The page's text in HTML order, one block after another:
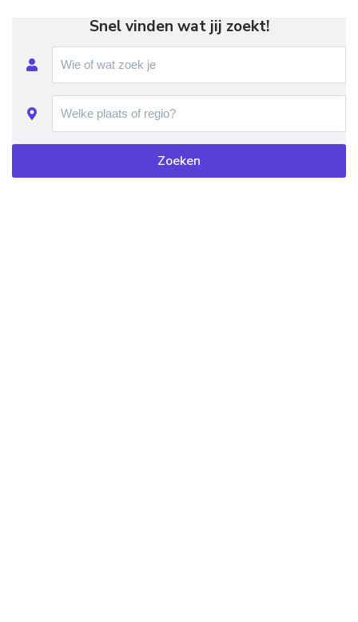
Snel vinden wat jij zoekt!